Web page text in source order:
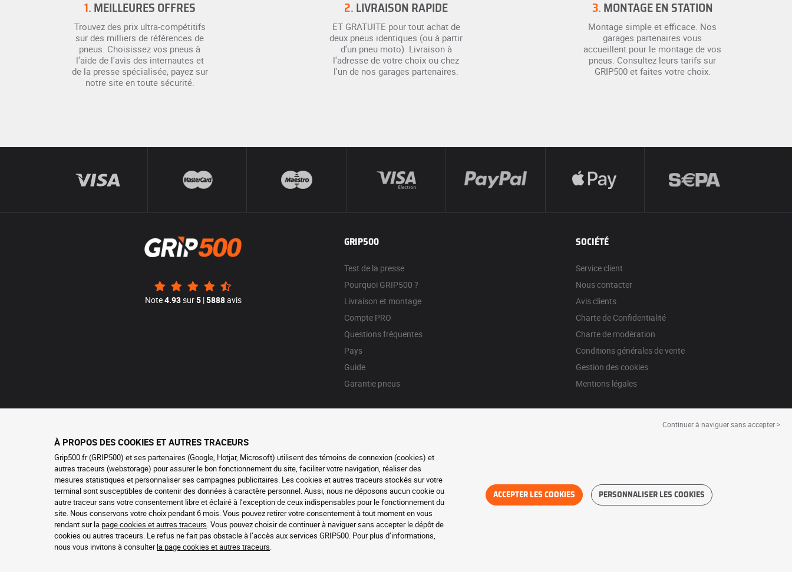
1. MEILLEURES OFFRES
Trouvez des prix ultra-compétitifs
sur des milliers de références de
pneus. Choisissez vos pneus à
l'aide de l'avis des internautes et
de la presse spécialisée, payez sur
notre site en toute sécurité.
2. LIVRAISON RAPIDE
ET GRATUITE pour tout achat de
deux pneus identiques (ou à partir
d'un pneu moto). Livraison à
l'adresse de votre choix ou chez
l'un de nos garages partenaires.
3. MONTAGE EN STATION
Montage simple et efficace. Nos
garages partenaires vous
accueillent pour le montage de vos
pneus. Consultez leurs tarifs sur
GRIP500 et faites votre choix.
Note4.93sur5|5888avis
GRIP500
Test de la presse
Pourquoi GRIP500 ?
Livraison et montage
Compte PRO
Questions fréquentes
Pays
Guide
Garantie pneus
SOCIÉTÉ
Service client
Nous contacter
Avis clients
Charte de Confidentialité
Charte de modération
Conditions générales de vente
Gestion des cookies
Mentions légales
Continuer à naviguer sans accepter >
À PROPOS DES COOKIES ET AUTRES TRACEURS
Grip500.fr (GRIP500) et ses partenaires (Google, Hotjar, Microsoft) utilisent des témoins de connexion (cookies) et
autres traceurs (webstorage) pour assurer le bon fonctionnement du site, faciliter votre navigation, réaliser des
mesures statistiques et personnaliser ses campagnes publicitaires. Les cookies et autres traceurs stockés sur votre
terminal sont susceptibles de contenir des données à caractère personnel. Aussi, nous ne déposons aucun cookie ou
autre traceur sans votre consentement libre et éclairé à l’exception de ceux indispensables pour le fonctionnement du
site. Nous conservons votre choix pendant 6 mois. Vous pouvez retirer votre consentement à tout moment en vous
rendant sur lapage cookies et autres traceurs. Vous pouvez choisir de continuer à naviguer sans accepter le dépôt de
cookies ou autres traceurs. Le refus ne fait pas obstacle à l’accès aux services GRIP500. Pour plus d’informations,
nous vous invitons à consulterla page cookies et autres traceurs.
ACCEPTER LES COOKIES PERSONNALISER LES COOKIES